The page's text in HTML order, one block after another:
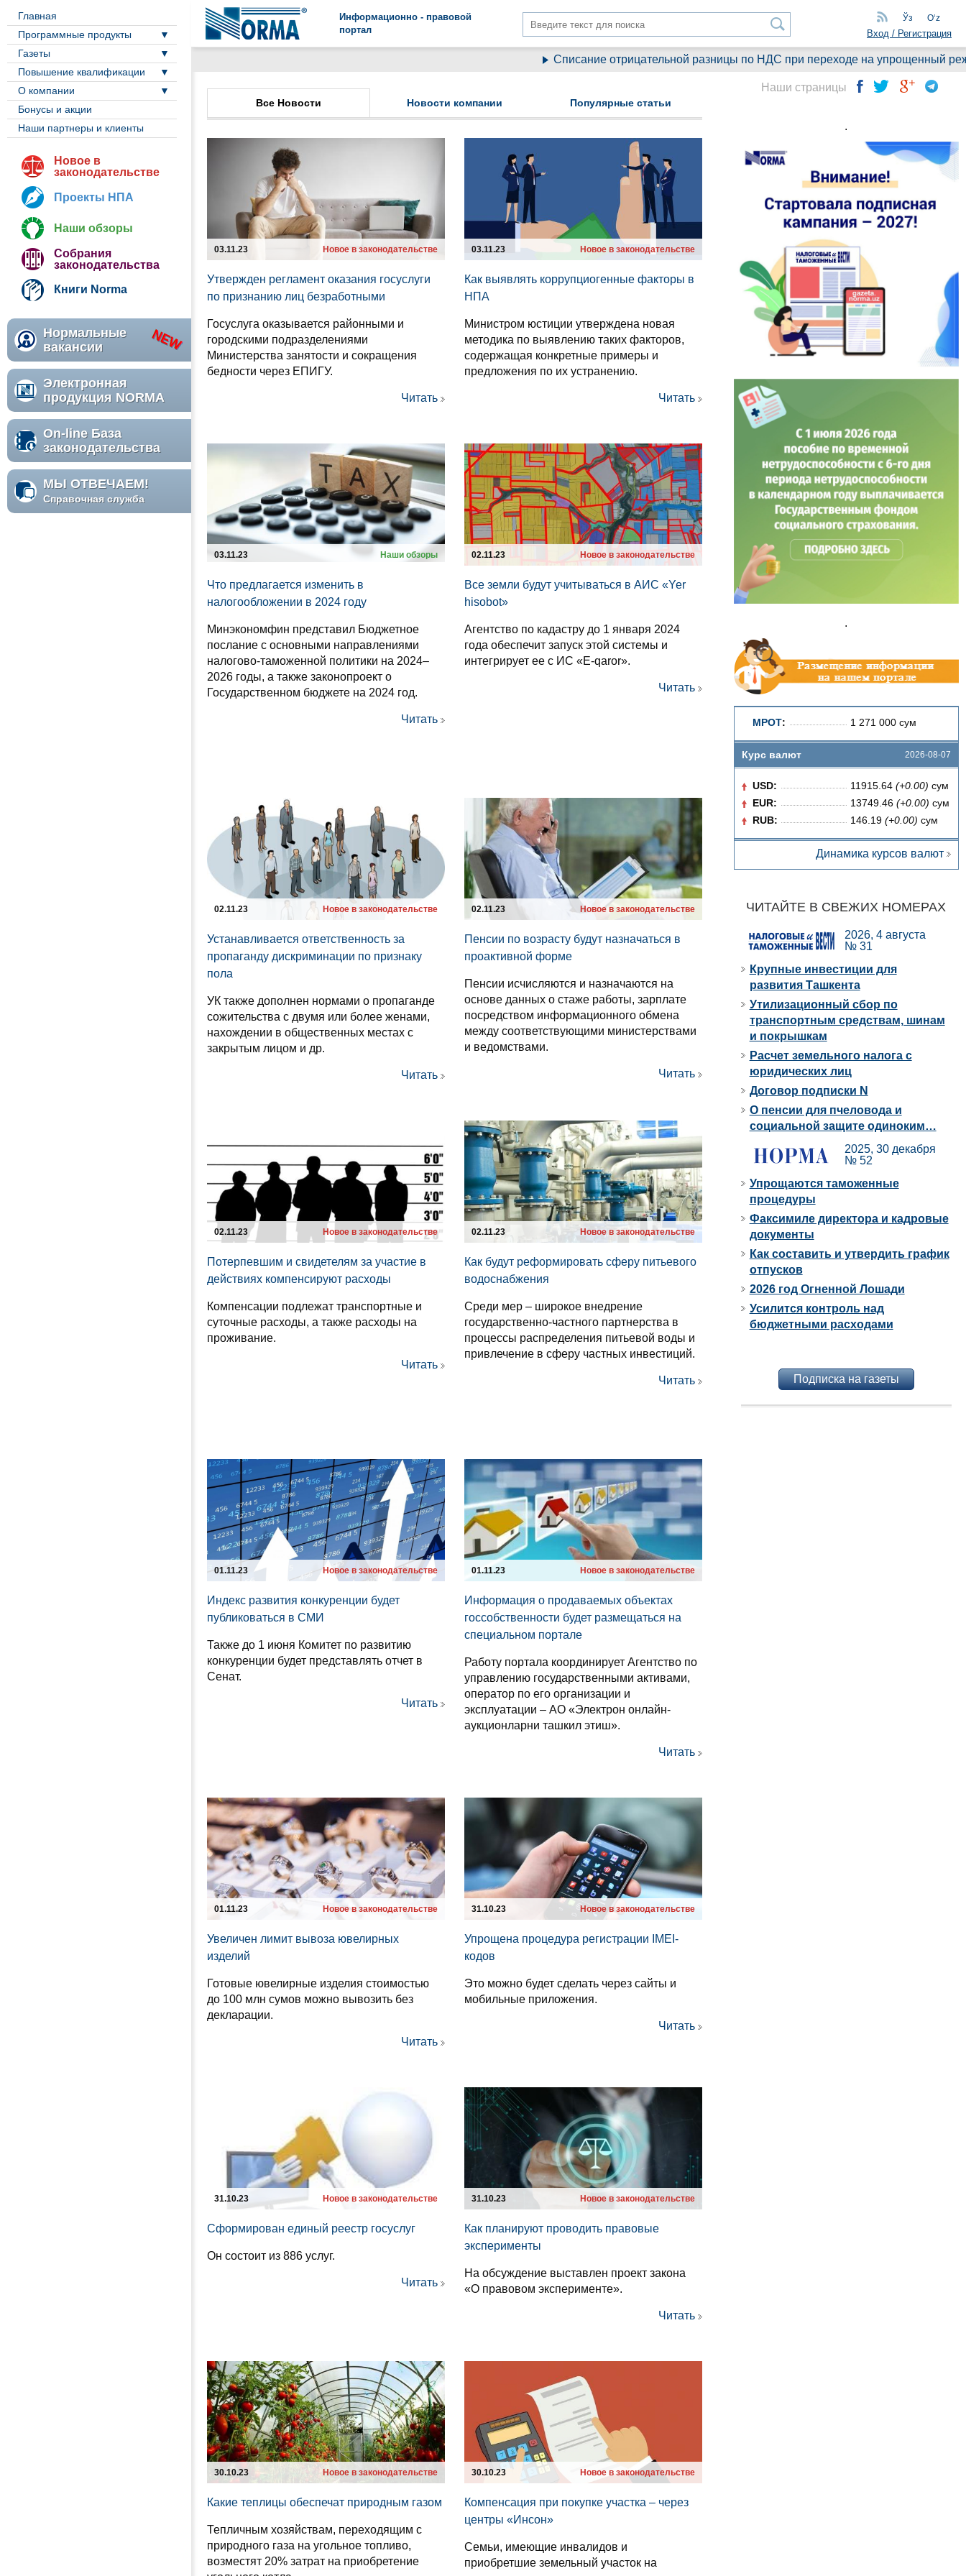
Информационно - правовой
портал
Ўз Oʻz
Вход / Регистрация
Главная
Программные продукты
Газеты
Повышение квалификации
О компании
Бонусы и акции
Наши партнеры и клиенты
Новое в
законодательстве
Проекты НПА
Наши обзоры
Собрания
законодательства
Книги Norma
Нормальные
вакансии
Электронная
продукция NORMA
On-line База
законодательства
МЫ ОТВЕЧАЕМ!
Справочная служба
Списание отрицательной разницы по НДС при переходе на упрощенный режим 6%:
Все Новости Новости компании Популярные статьи
03.11.23 Новое в законодательстве
Утвержден регламент оказания госуслуги
по признанию лиц безработными
Госуслуга оказывается районными и
городскими подразделениями
Министерства занятости и сокращения
бедности через ЕПИГУ.
Читать
03.11.23 Новое в законодательстве
Как выявлять коррупциогенные факторы в
НПА
Министром юстиции утверждена новая
методика по выявлению таких факторов,
содержащая конкретные примеры и
предложения по их устранению.
Читать
03.11.23 Наши обзоры
Что предлагается изменить в
налогообложении в 2024 году
Минэкономфин представил Бюджетное
послание с основными направлениями
налогово-таможенной политики на 2024–
2026 годы, а также законопроект о
Государственном бюджете на 2024 год.
Читать
02.11.23 Новое в законодательстве
Все земли будут учитываться в АИС «Yer
hisobot»
Агентство по кадастру до 1 января 2024
года обеспечит запуск этой системы и
интегрирует ее с ИС «E-qaror».
Читать
02.11.23 Новое в законодательстве
Устанавливается ответственность за
пропаганду дискриминации по признаку
пола
УК также дополнен нормами о пропаганде
сожительства с двумя или более женами,
нахождении в общественных местах с
закрытым лицом и др.
Читать
02.11.23 Новое в законодательстве
Пенсии по возрасту будут назначаться в
проактивной форме
Пенсии исчисляются и назначаются на
основе данных о стаже работы, зарплате
посредством информационного обмена
между соответствующими министерствами
и ведомствами.
Читать
02.11.23 Новое в законодательстве
Потерпевшим и свидетелям за участие в
действиях компенсируют расходы
Компенсации подлежат транспортные и
суточные расходы, а также расходы на
проживание.
Читать
02.11.23 Новое в законодательстве
Как будут реформировать сферу питьевого
водоснабжения
Среди мер – широкое внедрение
государственно-частного партнерства в
процессы распределения питьевой воды и
привлечение в сферу частных инвестиций.
Читать
01.11.23 Новое в законодательстве
Индекс развития конкуренции будет
публиковаться в СМИ
Также до 1 июня Комитет по развитию
конкуренции будет представлять отчет в
Сенат.
Читать
01.11.23 Новое в законодательстве
Информация о продаваемых объектах
госсобственности будет размещаться на
специальном портале
Работу портала координирует Агентство по
управлению государственными активами,
оператор по его организации и
эксплуатации – АО «Электрон онлайн-
аукционларни ташкил этиш».
Читать
01.11.23 Новое в законодательстве
Увеличен лимит вывоза ювелирных
изделий
Готовые ювелирные изделия стоимостью
до 100 млн сумов можно вывозить без
декларации.
Читать
31.10.23 Новое в законодательстве
Упрощена процедура регистрации IМЕI-
кодов
Это можно будет сделать через сайты и
мобильные приложения.
Читать
31.10.23 Новое в законодательстве
Сформирован единый реестр госуслуг
Он состоит из 886 услуг.
Читать
31.10.23 Новое в законодательстве
Как планируют проводить правовые
эксперименты
На обсуждение выставлен проект закона
«О правовом эксперименте».
Читать
30.10.23 Новое в законодательстве
Какие теплицы обеспечат природным газом
Тепличным хозяйствам, переходящим с
природного газа на угольное топливо,
возместят 20% затрат на приобретение
30.10.23 Новое в законодательстве
Компенсация при покупке участка – через
центры «Инсон»
Семьи, имеющие инвалидов и
приобретшие земельный участок на
Наши страницы
.
.
МРОТ: 1 271 000 сум
Курс валют 2026-08-07
USD: 11915.64 (+0.00) сум
EUR:
13749.46 (+0.00) сум
RUB:
146.19 (+0.00) сум
Динамика курсов валют
ЧИТАЙТЕ В СВЕЖИХ НОМЕРАХ
2026, 4 августа
№ 31
Крупные инвестиции для
развития Ташкента
Утилизационный сбор по
транспортным средствам, шинам
и покрышкам
Расчет земельного налога с
юридических лиц
Договор подписки N
О пенсии для пчеловода и
социальной защите одиноким…
2025, 30 декабря
№ 52
Упрощаются таможенные
процедуры
Факсимиле директора и кадровые
документы
Как составить и утвердить график
отпусков
2026 год Огненной Лошади
Усилится контроль над
бюджетными расходами
Подписка на газеты